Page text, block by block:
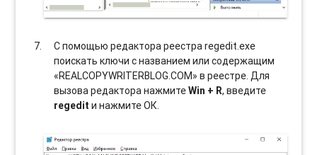
С помощью редактора реестра regedit.exe
поискать ключи с названием или содержащим
«REALCOPYWRITERBLOG.COM» в реестре. Для
вызова редактора нажмитеWin + R, введите
regedit и нажмите ОК.